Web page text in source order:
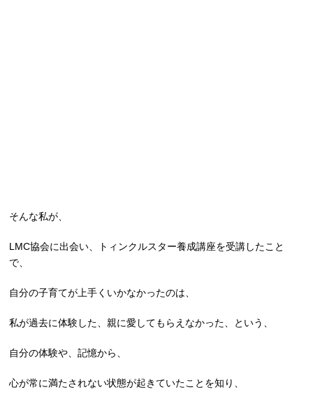
そんな私が、
LMC協会に出会い、トィンクルスター養成講座を受講したこと
で、
自分の子育てが上手くいかなかったのは、
私が過去に体験した、親に愛してもらえなかった、という、
自分の体験や、記憶から、
心が常に満たされない状態が起きていたことを知り、